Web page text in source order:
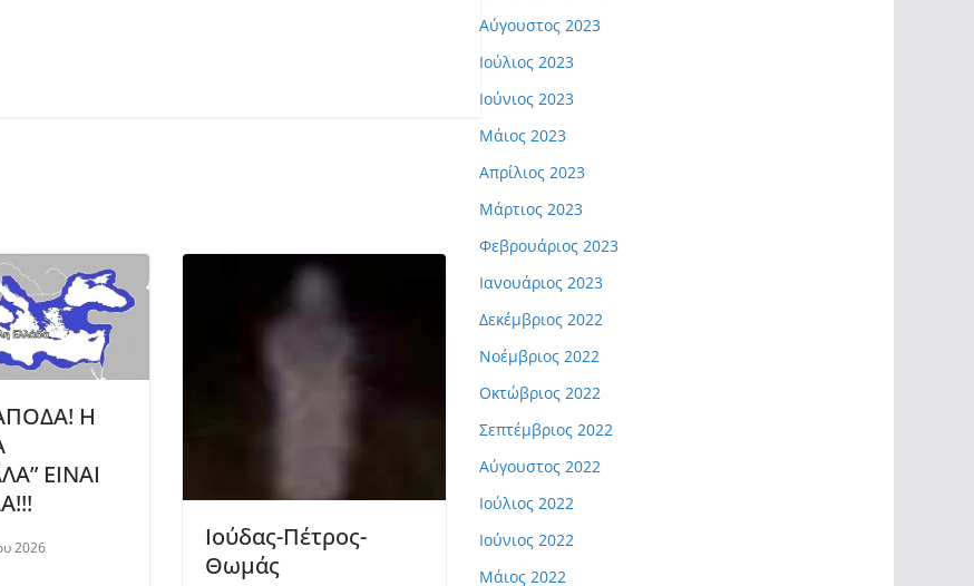
Η
ΕΙΝΑΙ
2026
Ιούδας-Πέτρος-
Θωμάς
Αύγουστος 2023
Ιούλιος 2023
Ιούνιος 2023
Μάιος 2023
Απρίλιος 2023
Μάρτιος 2023
Φεβρουάριος 2023
Ιανουάριος 2023
Δεκέμβριος 2022
Νοέμβριος 2022
Οκτώβριος 2022
Σεπτέμβριος 2022
Αύγουστος 2022
Ιούλιος 2022
Ιούνιος 2022
Μάιος 2022